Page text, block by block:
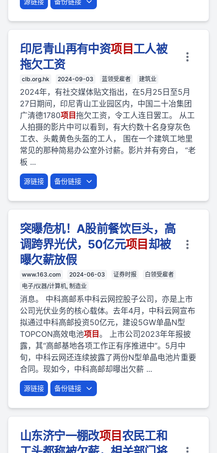
印尼青山再有中资项目工人被
拖欠工资
clb.org.hk 2024-09-03 蓝领受雇者 建筑业
2024年，有社交媒体贴文指出，在5月25日至5月
27日期间，印尼青山工业园区内，中国二十冶集团
广清德1780项目拖欠工资，令工人连日罢工。 从工
人拍摄的影片中可以看到，有大约数十名身穿灰色
工衣、头戴黄色头盔的工人， 围在一个建筑工地里
常见的那种简易办公室外讨薪。影片并有旁白， “老
板 ...
源链接 备份链接
突曝危机！A股前餐饮巨头，高
调跨界光伏，50亿元项目 却被
曝欠薪放假
www.163.com 2024-06-03 证券时报
白领受雇者
电子/仪器/计算机, 制造业
消息。 中科高邮系中科云网控股子公司，亦是上市
公司光伏业务的核心载体。去年4月，中科云网宣布
拟通过中科高邮投资50亿元，建设5GW单晶N型
TOPCON高效电池项目。 上市公司2023年年报披
露，其“高邮基地各项工作正有序推进中”。5月中
旬，中科云网还连续披露了两份N型单晶电池片重要
合同。现如今，中科高邮却曝出欠薪 ...
源链接 备份链接
山东济宁一棚改项目农民工和